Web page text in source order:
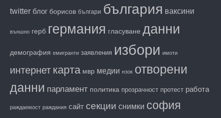
twitter блог борисов българи българия ваксини
външно герб германия гласуване данни
демография емигранти заявления избори имоти
интернет карта мвр медии нзок отворени
данни парламент политика прозрачност протест работа
раждаемост раждания сайт секции снимки софия